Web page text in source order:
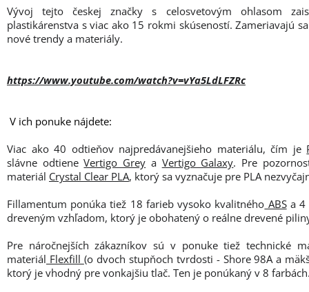
Vývoj tejto českej značky s celosvetovým ohlasom
plastikárenstva s viac ako 15 rokmi skúseností. Zameriavajú
nové trendy a materiály.
https://www.youtube.com/watch?v=vYa5LdLFZRc
V ich ponuke nájdete:
Viac ako 40 odtieňov najpredávanejšieho materiálu, čím je
slávne odtieneVertigo Grey a Vertigo Galaxy. Pre
materiál Crystal Clear PLA, ktorý sa vyznačuje pre PLA
Fillamentum ponúka tiež 18 farieb vysoko kvalitného ABSa 4
dreveným vzhľadom, ktorý je obohatený o reálne drevené
Pre náročnejších zákazníkov sú v ponuke tiež technické
materiál Flexfill (o dvoch stupňoch tvrdosti - Shore 98A a
ktorý je vhodný pre vonkajšiu tlač. Ten je ponúkaný v 8